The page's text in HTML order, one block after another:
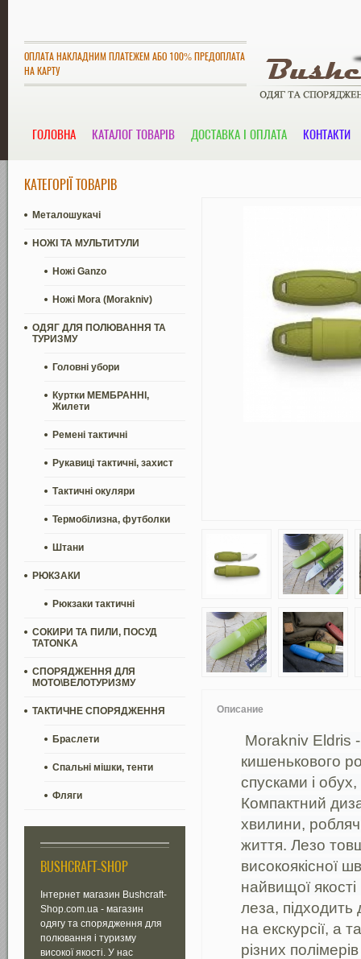
ОПЛАТА НАКЛАДНИМ ПЛАТЕЖЕМ АБО 100% ПРЕДОПЛАТА
НА КАРТУ
ГОЛОВНА КАТАЛОГ ТОВАРІВ ДОСТАВКА І ОПЛАТА КОНТАКТИ
КАТЕГОРІЇ ТОВАРІВ
Металошукачі
НОЖІ ТА МУЛЬТИТУЛИ
Ножі Ganzo
Ножі Mora (Morakniv)
ОДЯГ ДЛЯ ПОЛЮВАННЯ ТА
ТУРИЗМУ
Головні убори
Куртки МЕМБРАННІ,
Жилети
Ремені тактичні
Рукавиці тактичні, захист
Тактичні окуляри
Термобілизна, футболки
Штани
РЮКЗАКИ
Рюкзаки тактичні
СОКИРИ ТА ПИЛИ, ПОСУД
TATONKA
СПОРЯДЖЕННЯ ДЛЯ
МОТО\ВЕЛОТУРИЗМУ
ТАКТИЧНЕ СПОРЯДЖЕННЯ
Браслети
Спальні мішки, тенти
Фляги
BUSHCRAFT-SHOP
Інтернет магазин Bushcraft-
Shop.com.ua - магазин
одягу та спорядження для
полювання і туризму
високої якості. У нас
Описание
Morakniv Eldris
кишенькового
спусками і обух,
Компактний
хвилини,
життя. Лезо
високоякісної
найвищої
леза, підходить
на екскурсії, а
різних